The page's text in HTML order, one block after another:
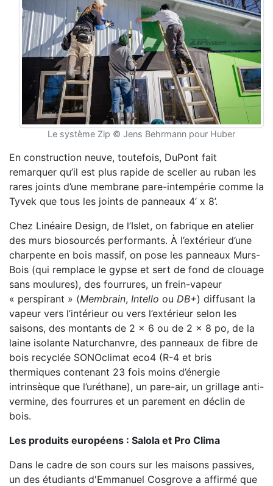
Le système Zip © Jens Behrmann pour Huber
En construction neuve, toutefois, DuPont fait
remarquer qu’il est plus rapide de sceller au ruban les
rares joints d’une membrane pare-intempérie comme la
Tyvek que tous les joints de panneaux 4’ x 8’.
Chez Linéaire Design, de l’Islet, on fabrique en atelier
des murs biosourcés performants. À l’extérieur d’une
charpente en bois massif, on pose les panneaux Murs-
Bois (qui remplace le gypse et sert de fond de clouage
sans moulures), des fourrures, un frein-vapeur
« perspirant » (Membrain, Intello ou DB+) diffusant la
vapeur vers l’intérieur ou vers l’extérieur selon les
saisons, des montants de 2 x 6 ou de 2 x 8 po, de la
laine isolante Naturchanvre, des panneaux de fibre de
bois recyclée SONOclimat eco4 (R-4 et bris
thermiques contenant 23 fois moins d’énergie
intrinsèque que l’uréthane), un pare-air, un grillage anti-
vermine, des fourrures et un parement en déclin de
bois.
Les produits européens : Salola et Pro Clima
Dans le cadre de son cours sur les maisons passives,
un des étudiants d'Emmanuel Cosgrove a affirmé que